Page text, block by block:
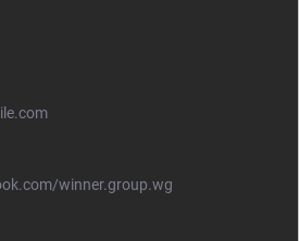
winner.group.wg